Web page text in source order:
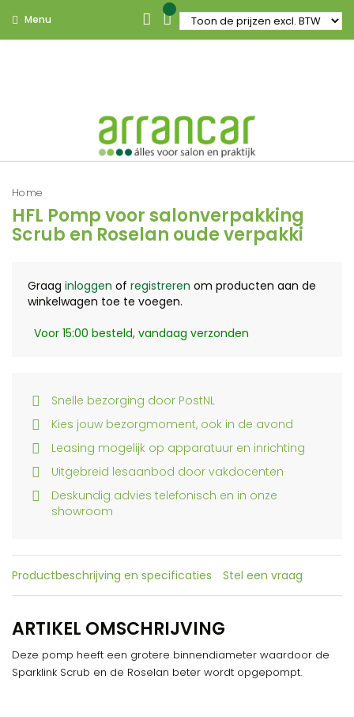
Menu
Home
HFL Pomp voor salonverpakking
Scrub en Roselan oude verpakki
Graag inloggen of registreren om producten aan de
winkelwagen toe te voegen.
Voor 15:00 besteld, vandaag verzonden
Snelle bezorging door PostNL
Kies jouw bezorgmoment, ook in de avond
Leasing mogelijk op apparatuur en inrichting
Uitgebreid lesaanbod door vakdocenten
Deskundig advies telefonisch en in onze
showroom
Productbeschrijving en specificaties Stel een vraag
ARTIKEL OMSCHRIJVING
Deze pomp heeft een grotere binnendiameter waardoor de
Sparklink Scrub en de Roselan beter wordt opgepompt.